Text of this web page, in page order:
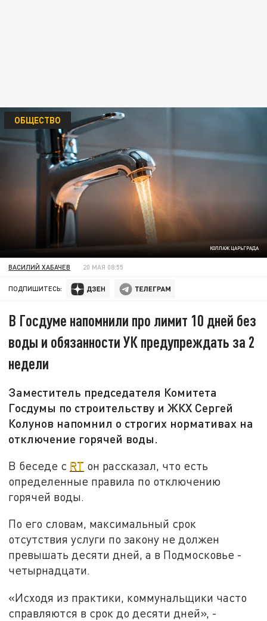
КОЛЛАЖ ЦАРЬГРАДА
ОБЩЕСТВО
ВАСИЛИЙ ХАБАЧЕВ 20 МАЯ 08:55
ПОДПИШИТЕСЬ:
В Госдуме напомнили про лимит 10 дней без
воды и обязанности УК предупреждать за 2
недели
Заместитель председателя Комитета
Госдумы по строительству и ЖКХ Сергей
Колунов напомнил о строгих нормативах на
отключение горячей воды.
В беседе с RT он рассказал, что есть
определенные правила по отключению
горячей воды.
По его словам, максимальный срок
отсутствия услуги по закону не должен
превышать десяти дней, а в Подмосковье -
четырнадцати.
«Исходя из практики, коммунальщики часто
справляются в срок до десяти дней», -